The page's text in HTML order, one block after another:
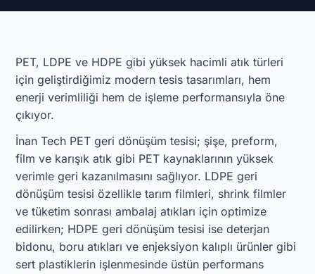
PET, LDPE ve HDPE gibi yüksek hacimli atık türleri
için geliştirdiğimiz modern tesis tasarımları, hem
enerji verimliliği hem de işleme performansıyla öne
çıkıyor.
İnan Tech PET geri dönüşüm tesisi; şişe, preform,
film ve karışık atık gibi PET kaynaklarının yüksek
verimle geri kazanılmasını sağlıyor. LDPE geri
dönüşüm tesisi özellikle tarım filmleri, shrink filmler
ve tüketim sonrası ambalaj atıkları için optimize
edilirken; HDPE geri dönüşüm tesisi ise deterjan
bidonu, boru atıkları ve enjeksiyon kalıplı ürünler gibi
sert plastiklerin işlenmesinde üstün performans